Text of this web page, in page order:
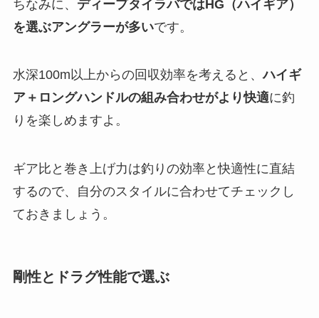
ちなみに、 ディープタイラバではHG（ハイギア）
を選ぶアングラーが多いです。
水深100m以上からの回収効率を考えると、ハイギ
ア＋ロングハンドルの組み合わせがより快適に釣
りを楽しめますよ。
ギア比と巻き上げ力は釣りの効率と快適性に直結
するので、自分のスタイルに合わせてチェックし
ておきましょう。
剛性とドラグ性能で選ぶ